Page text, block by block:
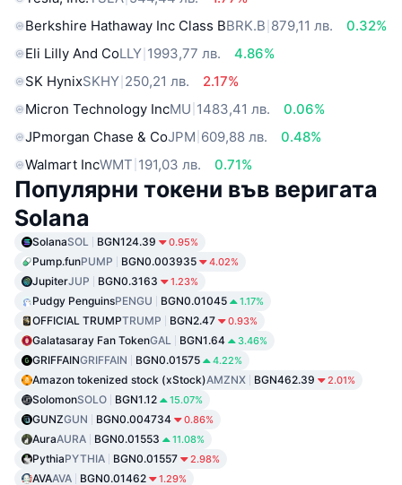
Berkshire Hathaway Inc Class BBRK.B 879,11 лв.
0.32%
Eli Lilly And CoLLY 1993,77 лв.
4.86%
SK HynixSKHY 250,21 лв.
2.17%
Micron Technology IncMU 1483,41 лв.
0.06%
JPmorgan Chase & CoJPM 609,88 лв.
0.48%
Walmart IncWMT 191,03 лв. 0.71%
Популярни токени във веригата
Solana
SolanaSOL BGN124.39 0.95%
Pump.funPUMP BGN0.003935 4.02%
JupiterJUP BGN0.3163 1.23%
Pudgy PenguinsPENGU BGN0.01045 1.17%
OFFICIAL TRUMPTRUMP BGN2.47 0.93%
Galatasaray Fan TokenGAL BGN1.64 3.46%
GRIFFAINGRIFFAIN BGN0.01575 4.22%
Amazon tokenized stock (xStock)AMZNX BGN462.39 2.01%
SolomonSOLO BGN1.12 15.07%
GUNZGUN BGN0.004734 0.86%
AuraAURA BGN0.01553 11.08%
PythiaPYTHIA BGN0.01557 2.98%
AVAAVA BGN0.01462 1.29%